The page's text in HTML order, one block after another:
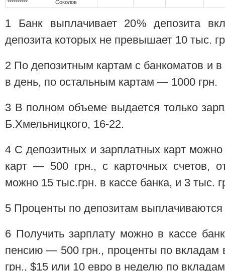
**********
Соколов
1 Банк выплачивает 20% депозита
депозита которых не превышает 10 тыс.
2 По депозитным картам с банкоматов и
в день, по остальным картам — 1000 грн.
3 В полном объеме выдается только
Б.Хмельницкого, 16-22.
4 С депозитных и зарплатных карт
карт — 500 грн., с карточных счетов,
можно 15 тыс.грн. в кассе банка, и 3 тыс.
5 Проценты по депозитам
6 Получить зарплату можно в кассе
пенсию — 500 грн., проценты по вкладам
грн., $15 или 10 евро в неделю по